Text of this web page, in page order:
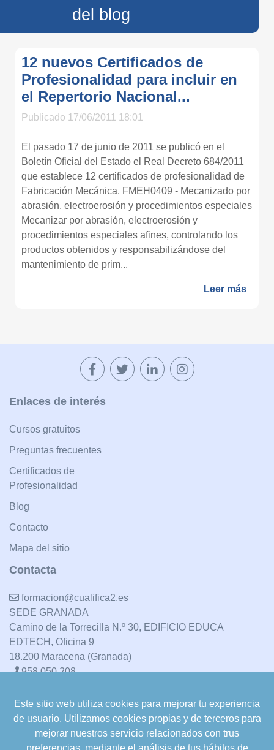
del blog
12 nuevos Certificados de
Profesionalidad para incluir en
el Repertorio Nacional...
Publicado 17/06/2011 18:01
El pasado 17 de junio de 2011 se publicó en el
Boletín Oficial del Estado el Real Decreto 684/2011
que establece 12 certificados de profesionalidad de
Fabricación Mecánica. FMEH0409 - Mecanizado por
abrasión, electroerosión y procedimientos especiales
Mecanizar por abrasión, electroerosión y
procedimientos especiales afines, controlando los
productos obtenidos y responsabilizándose del
mantenimiento de prim...
Leer más
Enlaces de interés
Cursos gratuitos
Preguntas frecuentes
Certificados de
Profesionalidad
Blog
Contacto
Mapa del sitio
Contacta
formacion@cualifica2.es
SEDE GRANADA
Camino de la Torrecilla N.º 30, EDIFICIO EDUCA
EDTECH, Oficina 9
18.200 Maracena (Granada)
958 050 208
formacion@cualifica2.es
SEDE POZO ALCÓN
Pol. Ind. "La Asomadilla",
Este sitio web utiliza cookies para mejorar tu experiencia
de usuario. Utilizamos cookies propias y de terceros para
mejorar nuestros servicio relacionados con trus
preferencias, mediante el análisis de tus hábitos de